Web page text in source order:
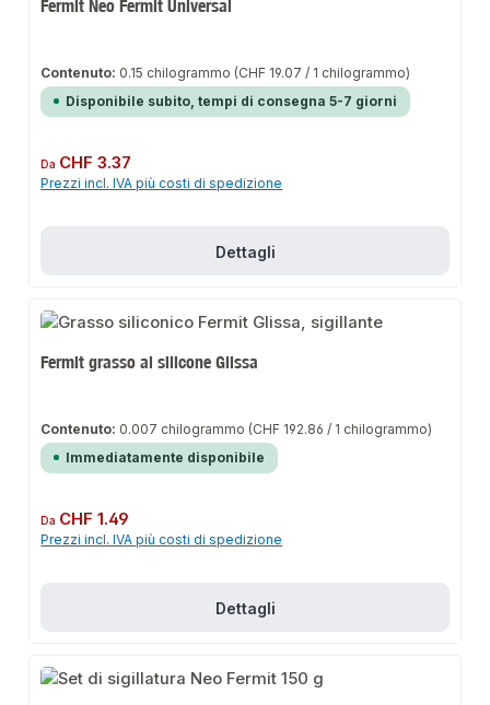
Fermit Neo Fermit Universal
Contenuto: 0.15 chilogrammo (CHF 19.07 / 1 chilogrammo)
Disponibile subito, tempi di consegna 5-7 giorni
Prezzo normale:
Da CHF 3.37
Prezzi incl. IVA più costi di spedizione
Dettagli
Fermit grasso al silicone Glissa
Contenuto: 0.007 chilogrammo (CHF 192.86 / 1 chilogrammo)
Immediatamente disponibile
Prezzo normale:
Da CHF 1.49
Prezzi incl. IVA più costi di spedizione
Dettagli